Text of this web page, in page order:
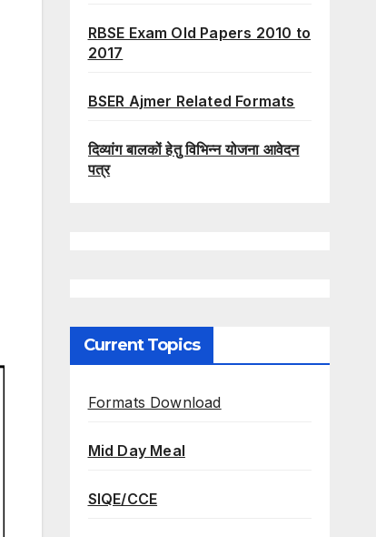
RBSE Exam Old Papers 2010 to
2017
BSER Ajmer Related Formats
दिव्यांग बालकों हेतु विभिन्न योजना आवेदन
पत्र
Current Topics
Formats Download
Mid Day Meal
SIQE/CCE